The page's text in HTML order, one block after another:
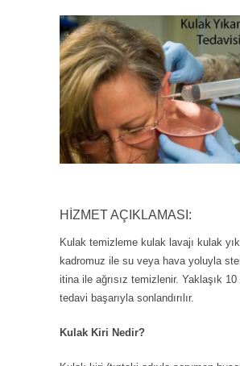
HIZMET AÇIKLAMASI:
Kulak temizleme kulak lavajı kulak
kadromuz ile su veya hava yoluyla
itina ile ağrısız temizlenir. Yaklaşık
tedavi başarıyla sonlandırılır.
Kulak Kiri Nedir?